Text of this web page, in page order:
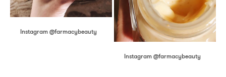
Instagram @farmacybeauty
Instagram @farmacybeauty